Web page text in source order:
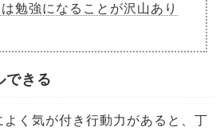
勉強になることが沢山あり
できる
く気が付き行動力があると、丁